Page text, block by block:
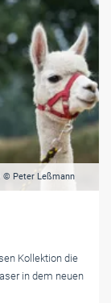
© Peter Leßmann
Kollektion die
in dem neuen